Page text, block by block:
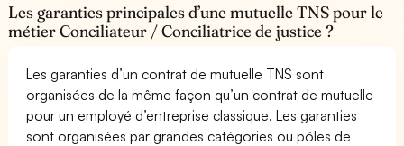
Les garanties principales d’une mutuelle TNS pour le
métier Conciliateur / Conciliatrice de justice ?
Les garanties d’un contrat de mutuelle TNS sont
organisées de la même façon qu’un contrat de mutuelle
pour un employé d’entreprise classique. Les garanties
sont organisées par grandes catégories ou pôles de